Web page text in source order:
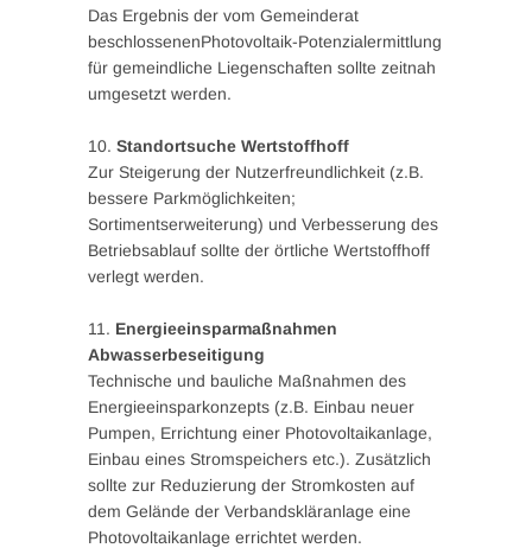
Das Ergebnis der vom Gemeinderat
beschlossenenPhotovoltaik-Potenzialermittlung
für gemeindliche Liegenschaften sollte zeitnah
umgesetzt werden.
10. Standortsuche Wertstoffhoff
Zur Steigerung der Nutzerfreundlichkeit (z.B.
bessere Parkmöglichkeiten;
Sortimentserweiterung) und Verbesserung des
Betriebsablauf sollte der örtliche Wertstoffhoff
verlegt werden.
11. Energieeinsparmaßnahmen
Abwasserbeseitigung
Technische und bauliche Maßnahmen des
Energieeinsparkonzepts (z.B. Einbau neuer
Pumpen, Errichtung einer Photovoltaikanlage,
Einbau eines Stromspeichers etc.). Zusätzlich
sollte zur Reduzierung der Stromkosten auf
dem Gelände der Verbandskläranlage eine
Photovoltaikanlage errichtet werden.